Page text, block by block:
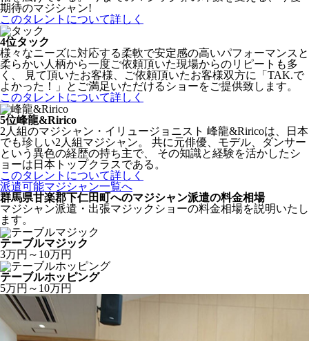
期待のマジシャン!
このタレントについて詳しく
4位タック
様々なニーズに対応する柔軟で安定感の高いパフォーマンスと
柔らかい人柄から一度ご依頼頂いた現場からのリピートも多
く、 見て頂いたお客様、ご依頼頂いたお客様双方に「TAK.で
よかった！」とご満足いただけるショーをご提供致します。
このタレントについて詳しく
5位峰龍&Ririco
2人組のマジシャン・イリュージョニスト 峰龍&Riricoは、日本
でも珍しい2人組マジシャン。 共に元俳優、モデル、ダンサー
という異色の経歴の持ち主で、 その知識と経験を活かしたシ
ョーは日本トップクラスである。
このタレントについて詳しく
派遣可能マジシャン一覧へ
群馬県甘楽郡下仁田町へのマジシャン派遣の料金相場
マジシャン派遣・出張マジックショーの料金相場を説明いたし
ます。
テーブルマジック
3万円～10万円
テーブルホッピング
5万円～10万円